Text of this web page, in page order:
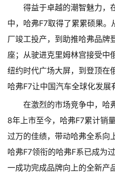
得益于卓越的潮智魅力，
中，哈弗F7取得了累累硕果
厂竣工投产，到助推哈弗品牌
座；从驶进克里姆林宫接受中
纽约时代广场大屏，到登顶在
哈弗F7让中国汽车全球化发展
在激烈的市场竞争中，哈
8年上市至今，哈弗F7累计销
过万的佳绩，带动哈弗全系向
哈弗F7领衔的哈弗F系已成为
一成功完成品牌向上的全新产